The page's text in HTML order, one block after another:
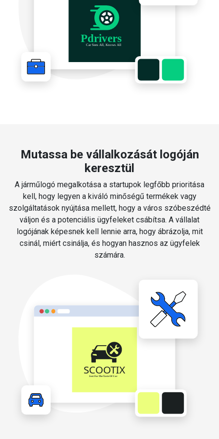
Mutassa be vállalkozását logóján
keresztül
A járműlogó megalkotása a startupok legfőbb prioritása
kell, hogy legyen a kiváló minőségű termékek vagy
szolgáltatások nyújtása mellett, hogy a város szóbeszédté
váljon és a potenciális ügyfeleket csábítsa. A vállalat
logójának képesnek kell lennie arra, hogy ábrázolja, mit
csinál, miért csinálja, és hogyan hasznos az ügyfelek
számára.